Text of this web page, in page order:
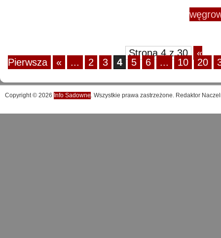
Strona 4 z 30
«
Pierwsza
« ... 2 3 4 5 6 ... 10 20
Copyright © 2026 Info Sadowne. Wszystkie prawa zastrzeżone. Redaktor